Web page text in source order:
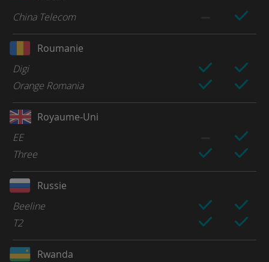
China Telecom
Roumanie
Digi
Orange Romania
Royaume-Uni
EE
Three
Russie
Beeline
T2
Rwanda